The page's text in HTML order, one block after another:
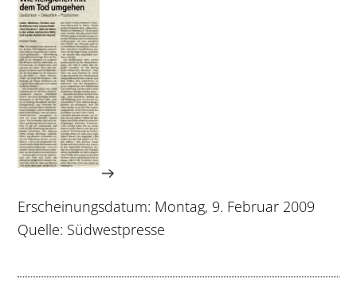
Erscheinungsdatum: Montag, 9. Februar 2009
Quelle: Südwestpresse